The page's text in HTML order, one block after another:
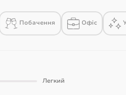
Побачення Офіс
Легкий